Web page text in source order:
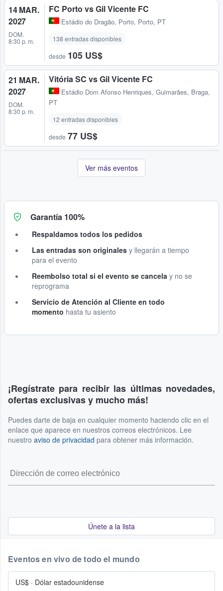
14 MAR.
2027
DOM.
8:30 p. m.
FC Porto vs Gil Vicente FC
Estádio do Dragão, Porto, Porto, PT
138 entradas disponibles
desde 105 US$
21 MAR.
2027
DOM.
8:30 p. m.
Vitória SC vs Gil Vicente FC
Estádio Dom Afonso Henriques, Guimarães, Braga,
PT
12 entradas disponibles
desde 77 US$
Ver más eventos
Garantía 100%
Respaldamos todos los pedidos
Las entradas son originales y llegarán a tiempo
para el evento
Reembolso total si el evento se cancela y no se
reprograma
Servicio de Atención al Cliente en todo
momento hasta tu asiento
¡Regístrate para recibir las últimas novedades,
ofertas exclusivas y mucho más!
Puedes darte de baja en cualquier momento haciendo clic en el
enlace que aparece en nuestros correos electrónicos. Lee
nuestro aviso de privacidad para obtener más información.
Únete a la lista
Eventos en vivo de todo el mundo
US$ · Dólar estadounidense